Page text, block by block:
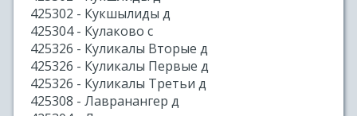
425302 - Кукшылиды д
425304 - Кулаково с
425326 - Куликалы Вторые д
425326 - Куликалы Первые д
425326 - Куликалы Третьи д
425308 - Лавранангер д